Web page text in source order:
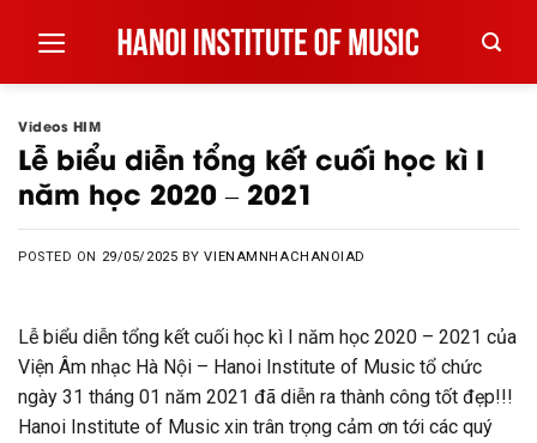
Videos HIM
Lễ biểu diễn tổng kết cuối học kì I
năm học 2020 – 2021
POSTED ON 29/05/2025 BYVIENAMNHACHANOIAD
Lễ biểu diễn tổng kết cuối học kì I năm học 2020 – 2021 của
Viện Âm nhạc Hà Nội – Hanoi Institute of Music tổ chức
ngày 31 tháng 01 năm 2021 đã diễn ra thành công tốt đẹp!!!
Hanoi Institute of Music xin trân trọng cảm ơn tới các quý